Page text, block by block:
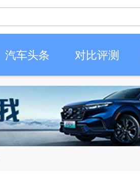
汽车头条 对比评测